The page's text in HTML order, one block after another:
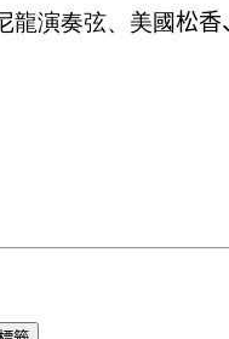
龍演奏弦、美國松香